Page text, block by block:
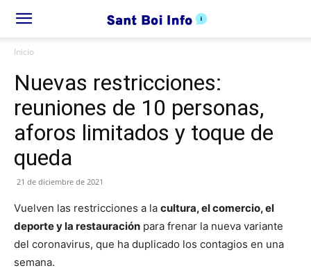
Inicio
Nuevas restricciones:
reuniones de 10 personas,
aforos limitados y toque de
queda
21 de diciembre de 2021
Vuelven las restricciones a la cultura, el comercio, el
deporte y la restauración para frenar la nueva variante
del coronavirus, que ha duplicado los contagios en una
semana.